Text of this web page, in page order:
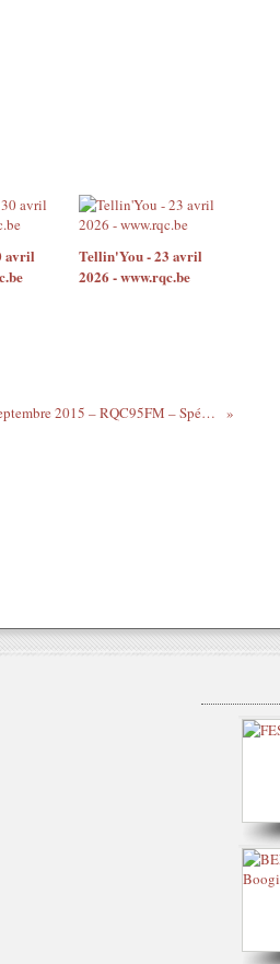
avril
Tellin'You - 23 avril
2026 - www.rqc.be
Tellin'You – 24 septembre 2015 – RQC95FM – Spéciale Espace Athéna et Tourcoing Jazz festival